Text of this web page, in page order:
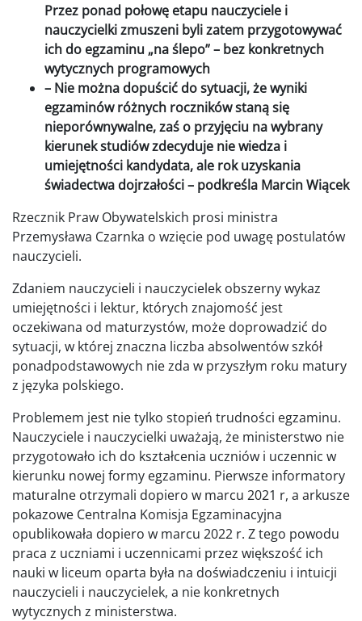
Przez ponad połowę etapu nauczyciele i
nauczycielki zmuszeni byli zatem przygotowywać
ich do egzaminu „na ślepo” – bez konkretnych
wytycznych programowych
– Nie można dopuścić do sytuacji, że wyniki
egzaminów różnych roczników staną się
nieporównywalne, zaś o przyjęciu na wybrany
kierunek studiów zdecyduje nie wiedza i
umiejętności kandydata, ale rok uzyskania
świadectwa dojrzałości – podkreśla Marcin Wiącek
Rzecznik Praw Obywatelskich prosi ministra
Przemysława Czarnka o wzięcie pod uwagę postulatów
nauczycieli.
Zdaniem nauczycieli i nauczycielek obszerny wykaz
umiejętności i lektur, których znajomość jest
oczekiwana od maturzystów, może doprowadzić do
sytuacji, w której znaczna liczba absolwentów szkół
ponadpodstawowych nie zda w przyszłym roku matury
z języka polskiego.
Problemem jest nie tylko stopień trudności egzaminu.
Nauczyciele i nauczycielki uważają, że ministerstwo nie
przygotowało ich do kształcenia uczniów i uczennic w
kierunku nowej formy egzaminu. Pierwsze informatory
maturalne otrzymali dopiero w marcu 2021 r, a arkusze
pokazowe Centralna Komisja Egzaminacyjna
opublikowała dopiero w marcu 2022 r. Z tego powodu
praca z uczniami i uczennicami przez większość ich
nauki w liceum oparta była na doświadczeniu i intuicji
nauczycieli i nauczycielek, a nie konkretnych
wytycznych z ministerstwa.